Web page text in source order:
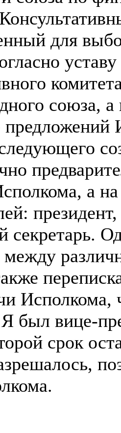
для
союза, а
а
секретарь.
между
Исполкома,
Я был вице-
срок